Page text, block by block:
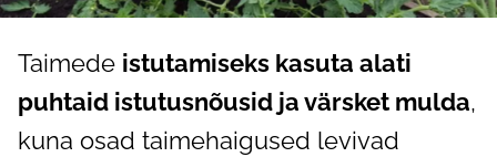
Taimede istutamiseks kasuta alati
puhtaid istutusnõusid ja värsket mulda,
kuna osad taimehaigused levivad